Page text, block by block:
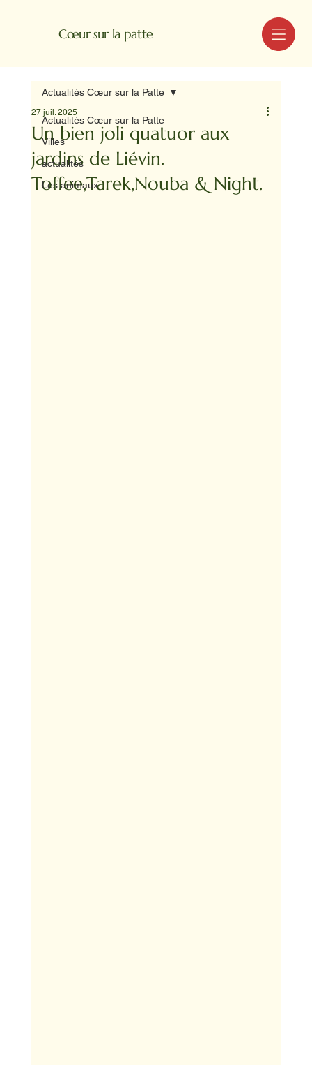
Cœur sur la patte MENU
Actualités Cœur sur la Patte
Villes
actualités
Les animaux
Actualités Cœur sur la Patte
Un bien joli quatuor aux
jardins de Liévin.
Toffee,Tarek,Nouba & Night.
27 juil. 2025